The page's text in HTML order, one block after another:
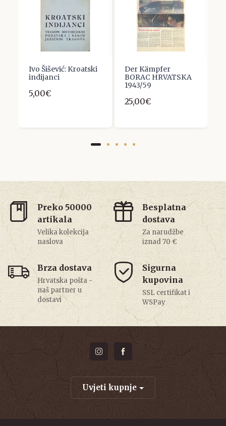
Ivo Šišević: Kroatski
indijanci
5,00€
Der Kämpfer
BORAC HRVATSKA
1943/59
25,00€
Preko 50000
artikala
Velika kolekcija
naslova
Besplatna
dostava
Za narudžbe
iznad 70 €
Brza dostava
Hrvatska pošta -
naš partner u
dostavi
Sigurna
kupovina
SSL certifikat i
WSPay
Uvjeti kupnje